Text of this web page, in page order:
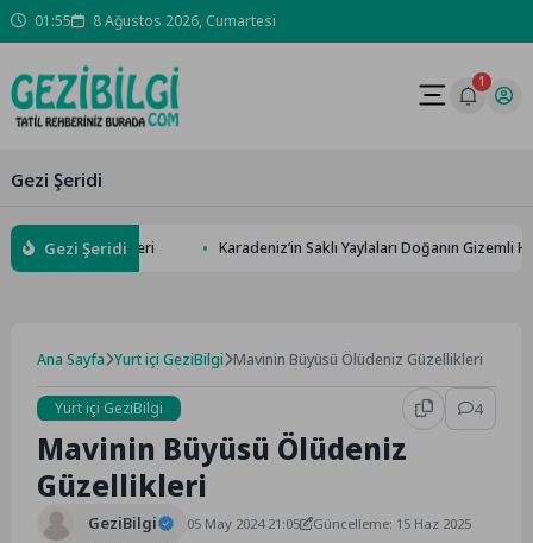
Skip
to
01:55 8 Ağustos 2026, Cumartesi
1
Gezi Şeridi
Gezi Şeridi
2026 Rehberi Karadeniz’in Saklı Yaylaları Doğanın Gizemli Huzuru
Ana Sayfa Yurt içi GeziBilgi Mavinin Büyüsü Ölüdeniz Güzellikleri
Yurt içi GeziBilgi 4
Mavinin Büyüsü Ölüdeniz
Güzellikleri
GeziBilgi 05 May 2024 21:05
Güncelleme: 15 Haz 2025